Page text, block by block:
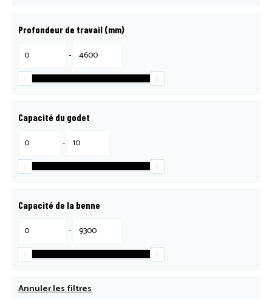
Profondeur de travail (mm)
-
Capacité du godet
-
Capacité de la benne
-
Annuler les filtres